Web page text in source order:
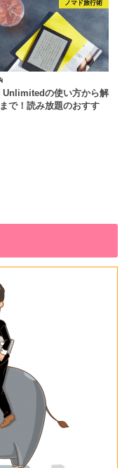
ノマド旅行術
Unlimitedの使い方から解
で！読み放題のおすす